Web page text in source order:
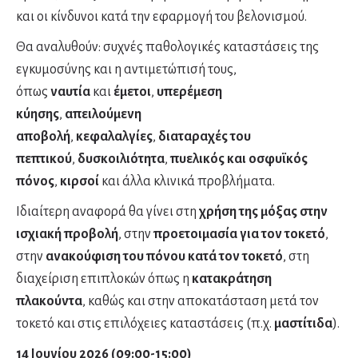
και οι κίνδυνοι κατά την εφαρμογή του βελονισμού.
Θα αναλυθούν: συχνές παθολογικές καταστάσεις της
εγκυμοσύνης και η αντιμετώπισή τους,
όπως ναυτία και έμετοι, υπερέμεση
κύησης, απειλούμενη
αποβολή, κεφαλαλγίες, διαταραχές του
πεπτικού, δυσκοιλιότητα,πυελικός και οσφυϊκός
πόνος, κιρσοί και άλλα κλινικά προβλήματα.
Ιδιαίτερη αναφορά θα γίνει στη χρήση της μόξας στην
ισχιακή προβολή, στηνπροετοιμασία για τον τοκετό,
στην ανακούφιση του πόνου κατά τον τοκετό, στη
διαχείριση επιπλοκών όπως η κατακράτηση
πλακούντα, καθώς και στην αποκατάσταση μετά τον
τοκετό και στις επιλόχειες καταστάσεις (π.χ. μαστίτιδα).
14 Ιουνίου 2026 (09:00-15:00)